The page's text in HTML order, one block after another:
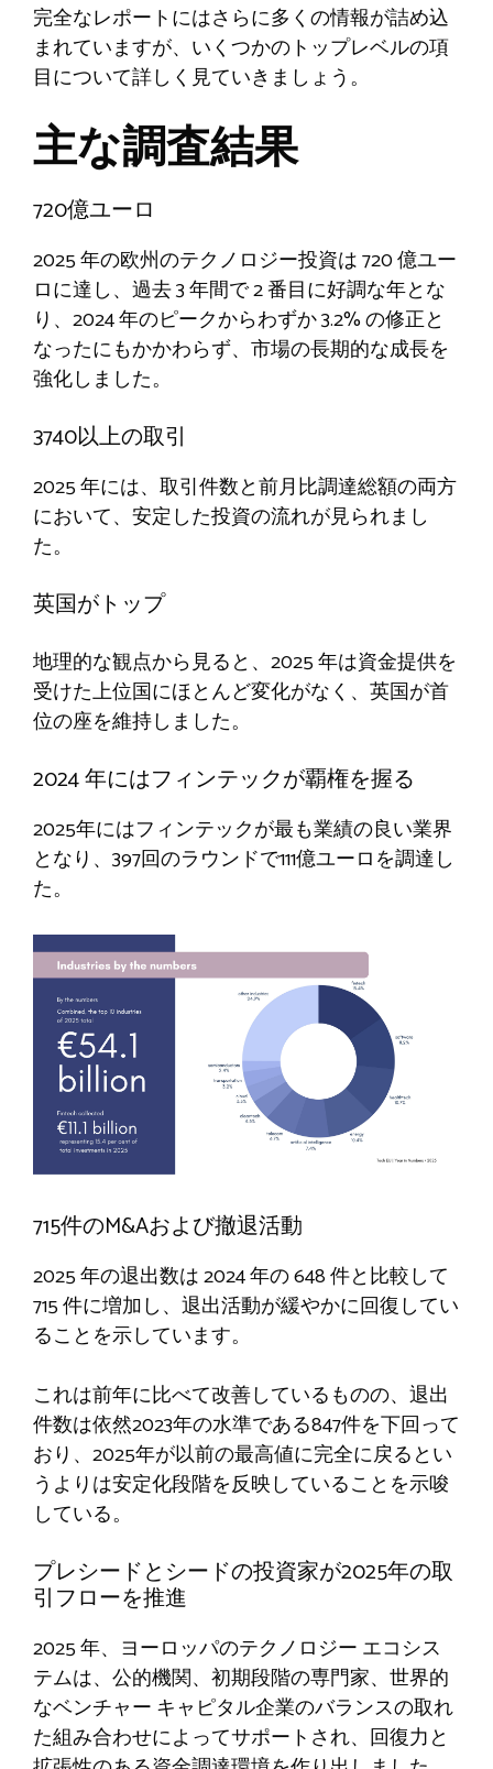
完全なレポートにはさらに多くの情報が詰め込
まれていますが、いくつかのトップレベルの項
目について詳しく見ていきましょう。
主な調査結果
720億ユーロ
2025 年の欧州のテクノロジー投資は 720 億ユー
ロに達し、過去 3 年間で 2 番目に好調な年とな
り、2024 年のピークからわずか 3.2% の修正と
なったにもかかわらず、市場の長期的な成長を
強化しました。
3740以上の取引
2025 年には、取引件数と前月比調達総額の両方
において、安定した投資の流れが見られまし
た。
英国がトップ
地理的な観点から見ると、2025 年は資金提供を
受けた上位国にほとんど変化がなく、英国が首
位の座を維持しました。
2024 年にはフィンテックが覇権を握る
2025年にはフィンテックが最も業績の良い業界
となり、397回のラウンドで111億ユーロを調達し
た。
715件のM&Aおよび撤退活動
2025 年の退出数は 2024 年の 648 件と比較して
715 件に増加し、退出活動が緩やかに回復してい
ることを示しています。
これは前年に比べて改善しているものの、退出
件数は依然2023年の水準である847件を下回って
おり、2025年が以前の最高値に完全に戻るとい
うよりは安定化段階を反映していることを示唆
している。
プレシードとシードの投資家が2025年の取
引フローを推進
2025 年、ヨーロッパのテクノロジー エコシス
テムは、公的機関、初期段階の専門家、世界的
なベンチャー キャピタル企業のバランスの取れ
た組み合わせによってサポートされ、回復力と